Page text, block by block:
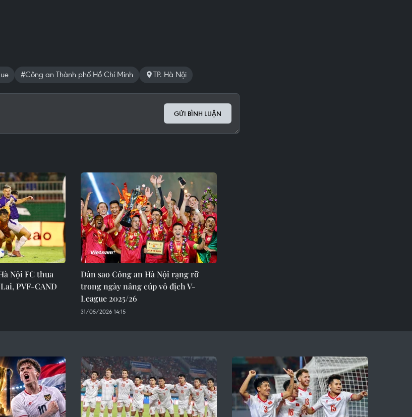
#Công an Thành phố Hồ Chí Minh TP. Hà Nội
GỬI BÌNH LUẬN
Nội FC thua
PVF-CAND
Dàn sao Công an Hà Nội rạng rỡ
trong ngày nâng cúp vô địch V-
League 2025/26
31/05/2026 14:15